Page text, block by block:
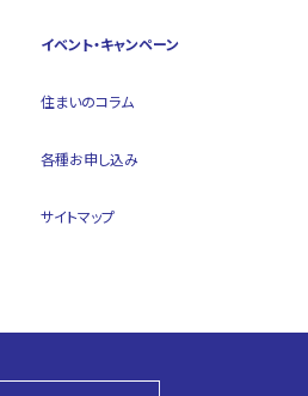
イベント・キャンペーン
住まいのコラム
各種お申し込み
サイトマップ